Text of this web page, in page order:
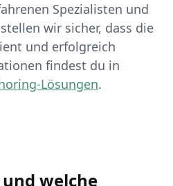
Spezialisten und
wir sicher, dass die
und erfolgreich
findest du in
Lösungen.
welche